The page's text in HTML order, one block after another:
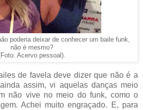
poderia deixar de conhecer um baile funk,
não é mesmo?
Acervo pessoal).
de favela deve dizer que não é a
assim, vi aquelas danças meio
não vive no meio do funk, como o
Achei muito engraçado. E, para